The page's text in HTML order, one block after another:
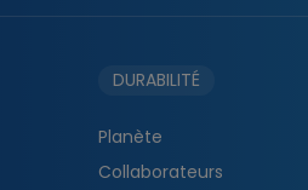
DURABILITÉ
Planète
Collaborateurs